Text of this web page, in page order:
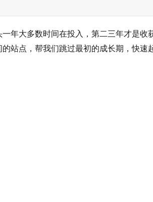
年大多数时间在投入，第二三年才是收
站点，帮我们跳过最初的成长期，快速